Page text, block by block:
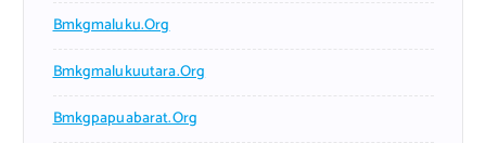
Bmkgmaluku.org
Bmkgmalukuutara.org
Bmkgpapuabarat.org